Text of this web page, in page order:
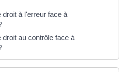
droit à l'erreur face à
droit au contrôle face à